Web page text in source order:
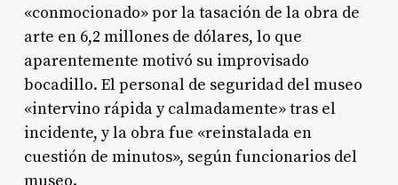
«conmocionado» por la tasación de la obra de
arte en 6,2 millones de dólares, lo que
aparentemente motivó su improvisado
bocadillo. El personal de seguridad del museo
«intervino rápida y calmadamente» tras el
incidente, y la obra fue «reinstalada en
cuestión de minutos», según funcionarios del
museo.